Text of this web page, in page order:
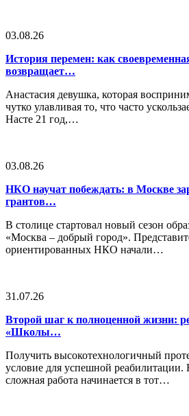
03.08.26
История перемен: как
возвращает…
Анастасия девушка, которая
чутко улавливая то, что часто
Насте 21 год,…
03.08.26
НКО научат побеждать: в Москве
грантов…
В столице стартовал новый сезон
«Москва – добрый город».
ориентированных НКО начали…
31.07.26
Второй шаг к полноценной жизни:
«Школы…
Получить высокотехнологичный
условие для успешной
сложная работа начинается в тот…